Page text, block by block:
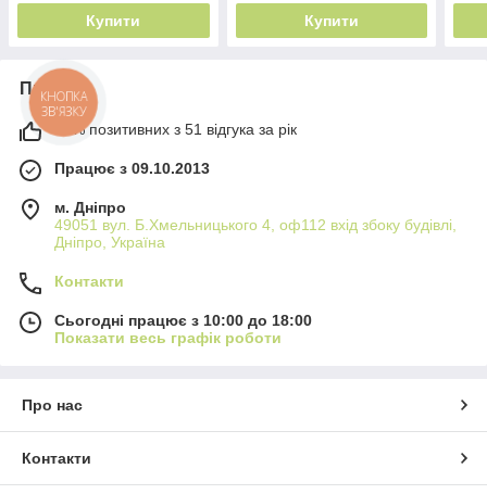
Купити Купити
Про нас
98% позитивних з 51 відгука за рік
Працює з 09.10.2013
м. Дніпро
49051 вул. Б.Хмельницького 4, оф112 вхід збоку будівлі,
Дніпро, Україна
Контакти
Сьогодні працює з 10:00 до 18:00
Показати весь графік роботи
Про нас
Контакти
КНОПКА
ЗВ'ЯЗКУ